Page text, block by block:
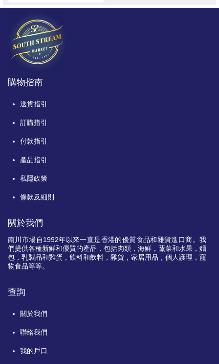
購物指南
送貨指引
訂購指引
付款指引
產品指引
私隱政策
條款及細則
關於我們
南川市場自1992年以來一直是香港的優質食品和雜貨進口商。我
們提供各種新鮮和優質的產品，包括肉類，海鮮，蔬菜和水果，麵
包，乳製品和雞蛋，飲料和飲料，雜貨，家居用品，個人護理，寵
物食品等等。
查詢
關於我們
聯絡我們
我的戶口